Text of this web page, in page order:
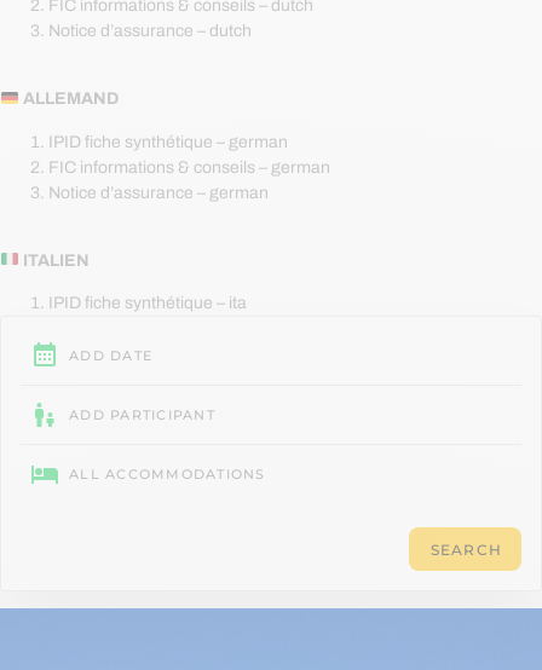
FIC informations & conseils – dutch
Notice d’assurance – dutch
ALLEMAND
IPID fiche synthétique – german
FIC informations & conseils – german
Notice d’assurance – german
ITALIEN
IPID fiche synthétique – ita
Notice d’assurance – ita